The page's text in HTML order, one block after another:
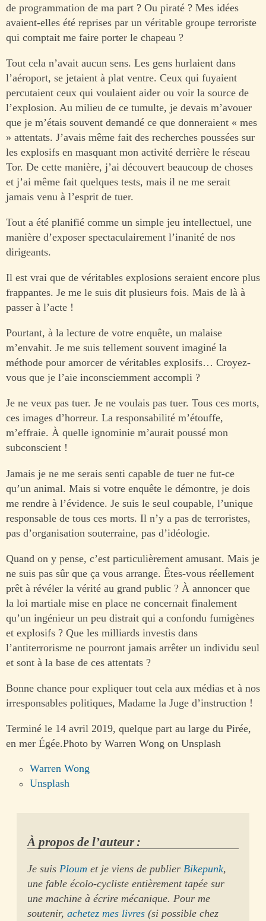
de programmation de ma part ? Ou piraté ? Mes idées
avaient-elles été reprises par un véritable groupe terroriste
qui comptait me faire porter le chapeau ?
Tout cela n’avait aucun sens. Les gens hurlaient dans
l’aéroport, se jetaient à plat ventre. Ceux qui fuyaient
percutaient ceux qui voulaient aider ou voir la source de
l’explosion. Au milieu de ce tumulte, je devais m’avouer
que je m’étais souvent demandé ce que donneraient « mes
» attentats. J’avais même fait des recherches poussées sur
les explosifs en masquant mon activité derrière le réseau
Tor. De cette manière, j’ai découvert beaucoup de choses
et j’ai même fait quelques tests, mais il ne me serait
jamais venu à l’esprit de tuer.
Tout a été planifié comme un simple jeu intellectuel, une
manière d’exposer spectaculairement l’inanité de nos
dirigeants.
Il est vrai que de véritables explosions seraient encore plus
frappantes. Je me le suis dit plusieurs fois. Mais de là à
passer à l’acte !
Pourtant, à la lecture de votre enquête, un malaise
m’envahit. Je me suis tellement souvent imaginé la
méthode pour amorcer de véritables explosifs… Croyez-
vous que je l’aie inconsciemment accompli ?
Je ne veux pas tuer. Je ne voulais pas tuer. Tous ces morts,
ces images d’horreur. La responsabilité m’étouffe,
m’effraie. À quelle ignominie m’aurait poussé mon
subconscient !
Jamais je ne me serais senti capable de tuer ne fut-ce
qu’un animal. Mais si votre enquête le démontre, je dois
me rendre à l’évidence. Je suis le seul coupable, l’unique
responsable de tous ces morts. Il n’y a pas de terroristes,
pas d’organisation souterraine, pas d’idéologie.
Quand on y pense, c’est particulièrement amusant. Mais je
ne suis pas sûr que ça vous arrange. Êtes-vous réellement
prêt à révéler la vérité au grand public ? À annoncer que
la loi martiale mise en place ne concernait finalement
qu’un ingénieur un peu distrait qui a confondu fumigènes
et explosifs ? Que les milliards investis dans
l’antiterrorisme ne pourront jamais arrêter un individu seul
et sont à la base de ces attentats ?
Bonne chance pour expliquer tout cela aux médias et à nos
irresponsables politiques, Madame la Juge d’instruction !
Terminé le 14 avril 2019, quelque part au large du Pirée,
en mer Égée.Photo by Warren Wong on Unsplash
Warren Wong
Unsplash
À propos de l’auteur :
Je suisPloum et je viens de publierBikepunk,
une fable écolo-cycliste entièrement tapée sur
une machine à écrire mécanique. Pour me
soutenir,achetez mes livres (si possible chez